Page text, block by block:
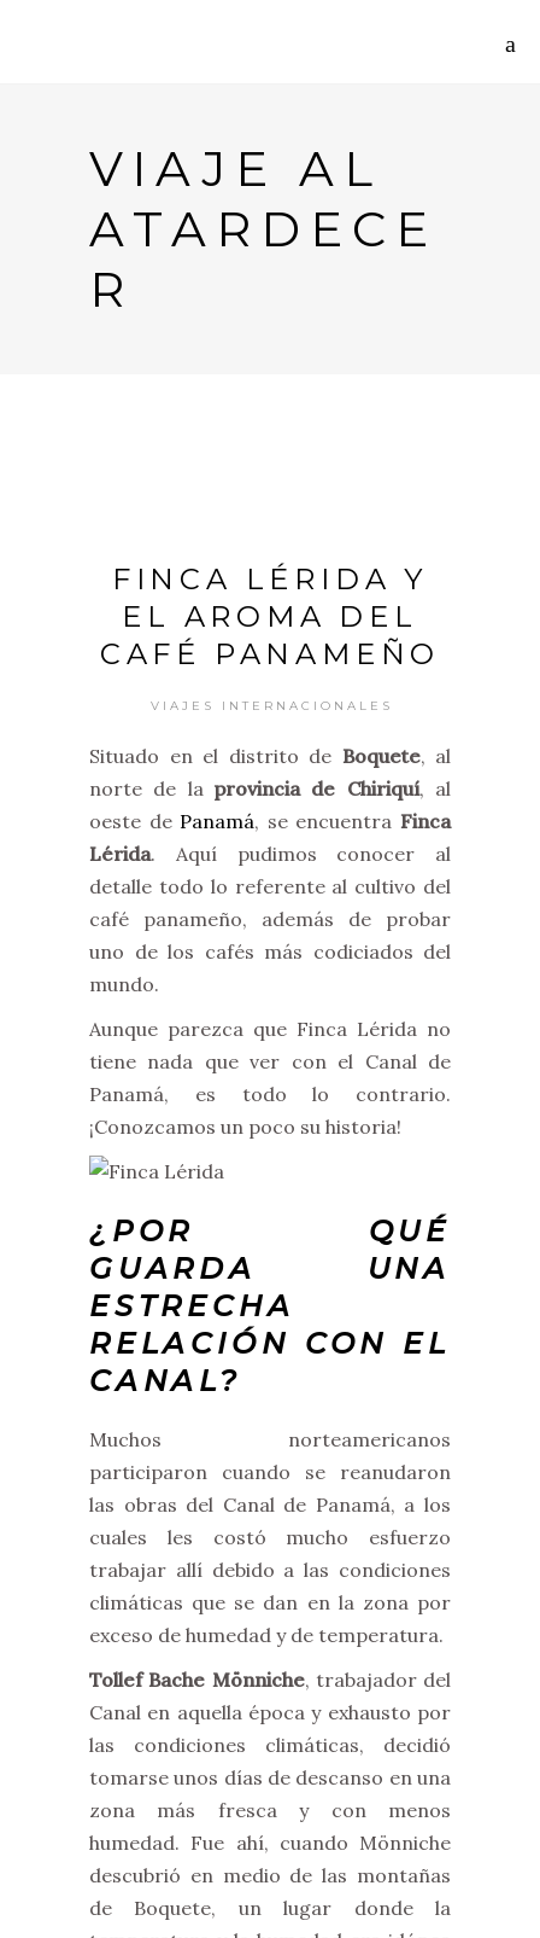
VIAJE AL
ATARDECE
R
FINCA LÉRIDA Y
EL AROMA DEL
CAFÉ PANAMEÑO
VIAJES INTERNACIONALES
Situado en el distrito de Boquete, al
norte de la provincia de Chiriquí, al
oeste de Panamá, se encuentraFinca
Lérida. Aquí pudimos conocer al
detalle todo lo referente al cultivo del
café panameño, además de probar
uno de los cafés más codiciados del
mundo.
Aunque parezca que Finca Lérida no
tiene nada que ver con el Canal de
Panamá, es todo lo contrario.
¡Conozcamos un poco su historia!
¿POR QUÉ
GUARDA UNA
ESTRECHA
RELACIÓN CON EL
CANAL?
Muchos norteamericanos
participaron cuando se reanudaron
las obras del Canal de Panamá, a los
cuales les costó mucho esfuerzo
trabajar allí debido a las condiciones
climáticas que se dan en la zona por
exceso de humedad y de temperatura.
Tollef Bache Mönniche, trabajador del
Canal en aquella época y exhausto por
las condiciones climáticas, decidió
tomarse unos días de descanso en una
zona más fresca y con menos
humedad. Fue ahí, cuando Mönniche
descubrió en medio de las montañas
de Boquete, un lugar donde la